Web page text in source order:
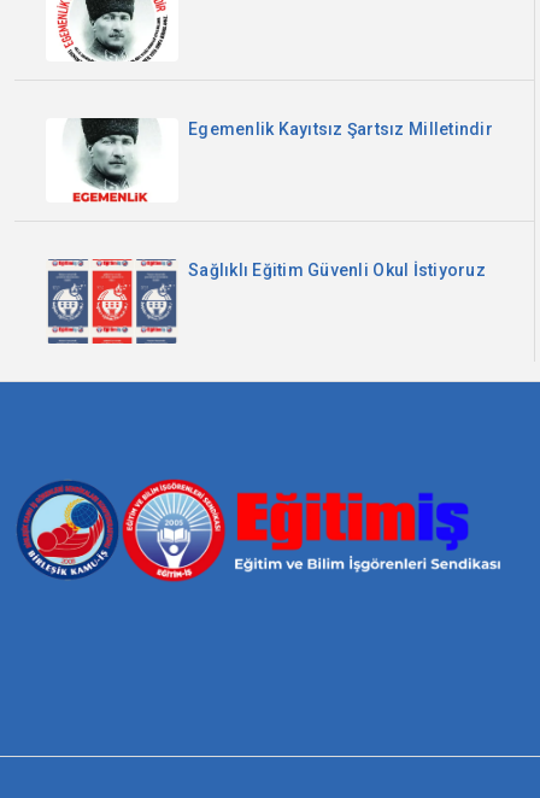
Egemenlik Kayıtsız Şartsız Milletindir
Sağlıklı Eğitim Güvenli Okul İstiyoruz